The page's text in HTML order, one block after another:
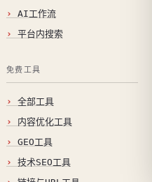
AI工作流
平台内搜索
免费工具
全部工具
内容优化工具
GEO工具
技术SEO工具